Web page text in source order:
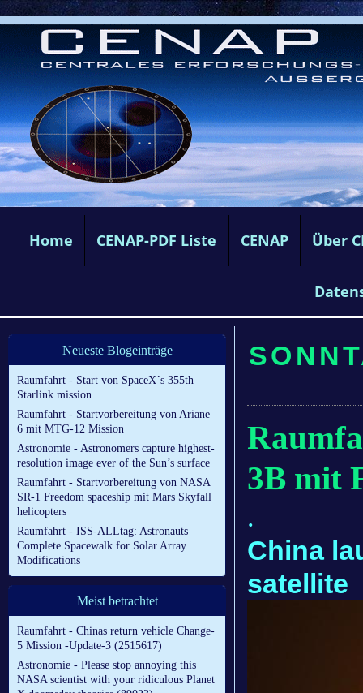
Home CENAP-PDF Liste CENAP Über
Neueste Blogeinträge
Raumfahrt - Start von SpaceX´s 355th
Starlink mission
Raumfahrt - Startvorbereitung von Ariane
6 mit MTG-12 Mission
Astronomie - Astronomers capture highest-
resolution image ever of the Sun’s surface
Raumfahrt - Startvorbereitung von NASA
SR-1 Freedom spaceship mit Mars Skyfall
helicopters
Raumfahrt - ISS-ALLtag: Astronauts
Complete Spacewalk for Solar Array
Modifications
Meist betrachtet
Raumfahrt - Chinas return vehicle Change-
5 Mission -Update-3 (2515617)
Astronomie - Please stop annoying this
NASA scientist with your ridiculous Planet
3B mit
.
China
satellite